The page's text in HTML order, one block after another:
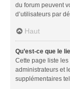
du forum peuvent
d’utilisateurs par
Haut
Qu’est-ce que le
Cette page liste
administrateurs et
supplémentaires